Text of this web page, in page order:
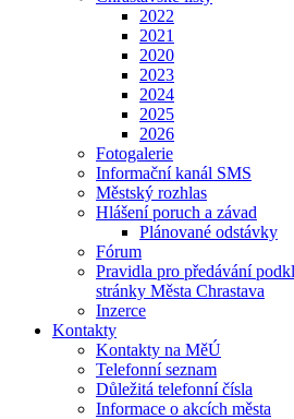
2022
2021
2020
2023
2024
2025
2026
Fotogalerie
Informační kanál SMS
Městský rozhlas
Hlášení poruch a závad
Plánované odstávky
Fórum
Pravidla pro předávání
stránky Města Chrastava
Inzerce
Kontakty
Kontakty na MěÚ
Telefonní seznam
Důležitá telefonní čísla
Informace o akcích města